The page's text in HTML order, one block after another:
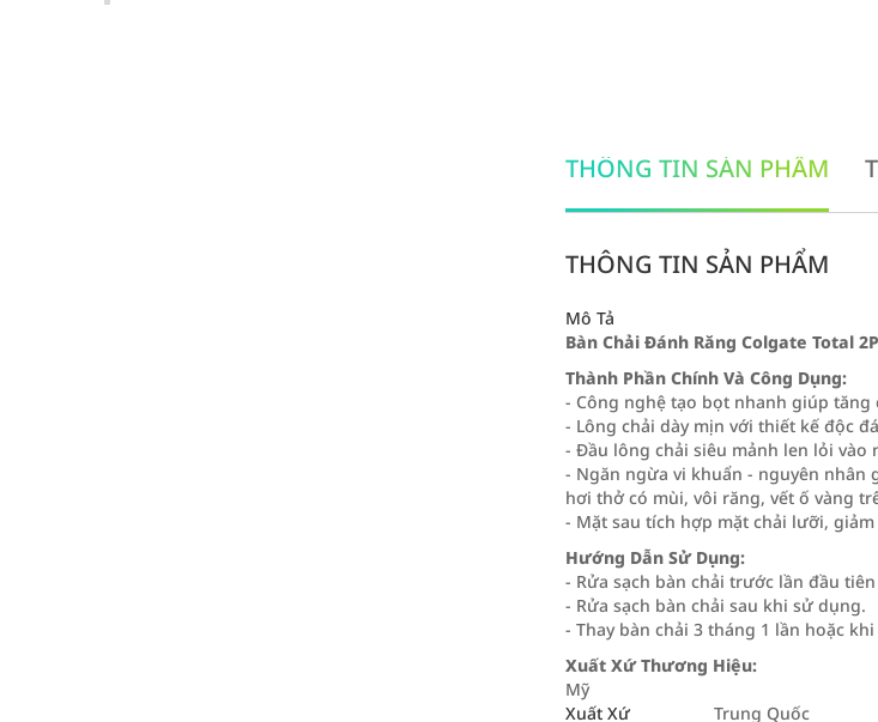
THÔNG TIN SẢN PHẨM
THÔNG TIN SẢN PHẨM
Mô Tả
Bàn Chải Đánh Răng Colgate Total
Thành Phần Chính Và Công Dụng:
- Công nghệ tạo bọt nhanh giúp
- Lông chải dày mịn với thiết kế độc
- Đầu lông chải siêu mảnh len lỏi
- Ngăn ngừa vi khuẩn - nguyên nhân
hơi thở có mùi, vôi răng, vết ố vàng
- Mặt sau tích hợp mặt chải lưỡi,
Hướng Dẫn Sử Dụng:
- Rửa sạch bàn chải trước lần đầu
- Rửa sạch bàn chải sau khi sử dụng.
- Thay bàn chải 3 tháng 1 lần hoặc
Xuất Xứ Thương Hiệu:
Mỹ
Xuất Xứ
Trung Quốc